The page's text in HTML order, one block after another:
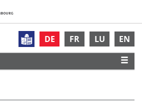
DE FR LU EN